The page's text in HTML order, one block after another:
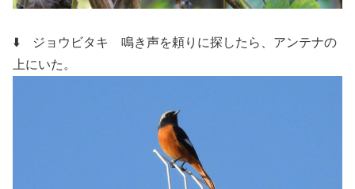
⬇️ ジョウビタキ 鳴き声を頼りに探したら、アンテナの
上にいた。